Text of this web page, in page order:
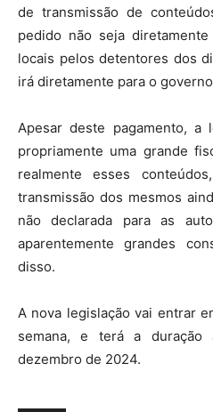
de transmissão de
pedido não seja
locais pelos detentores dos
irá diretamente para o
Apesar deste pagamento, a
propriamente uma grande
realmente esses
transmissão dos mesmos
não declarada para as
aparentemente grandes
disso.
A nova legislação vai entrar
semana, e terá a
dezembro de 2024.